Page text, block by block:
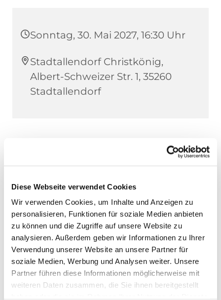
Diese Webseite verwendet Cookies
Wir verwenden Cookies, um Inhalte und Anzeigen zu
personalisieren, Funktionen für soziale Medien anbieten
zu können und die Zugriffe auf unsere Website zu
analysieren. Außerdem geben wir Informationen zu Ihrer
Verwendung unserer Website an unsere Partner für
soziale Medien, Werbung und Analysen weiter. Unsere
Partner führen diese Informationen möglicherweise mit
weiteren Daten zusammen, die Sie ihnen bereitgestellt
Sonntag, 30. Mai 2027, 16:30 Uhr
Stadtallendorf Christkönig,
Albert-Schweizer Str. 1, 35260
Stadtallendorf